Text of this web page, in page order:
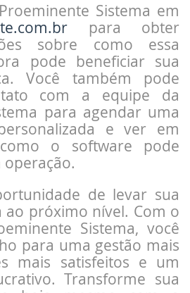
Sistema em
para obter
sobre como essa
pode beneficiar sua
Você também pode
com a equipe da
para agendar uma
e ver em
o software pode
de levar sua
ao próximo nível. Com o
Sistema, você
para uma gestão mais
mais satisfeitos e um
Transforme sua